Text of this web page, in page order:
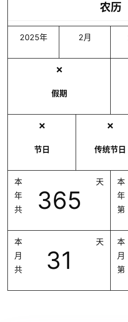
农历
2025年 2月
❌
假期
❌
节日
❌
传统节日
本
年
共
365
天
本
年
第
本
月
共
31
天
本
月
第